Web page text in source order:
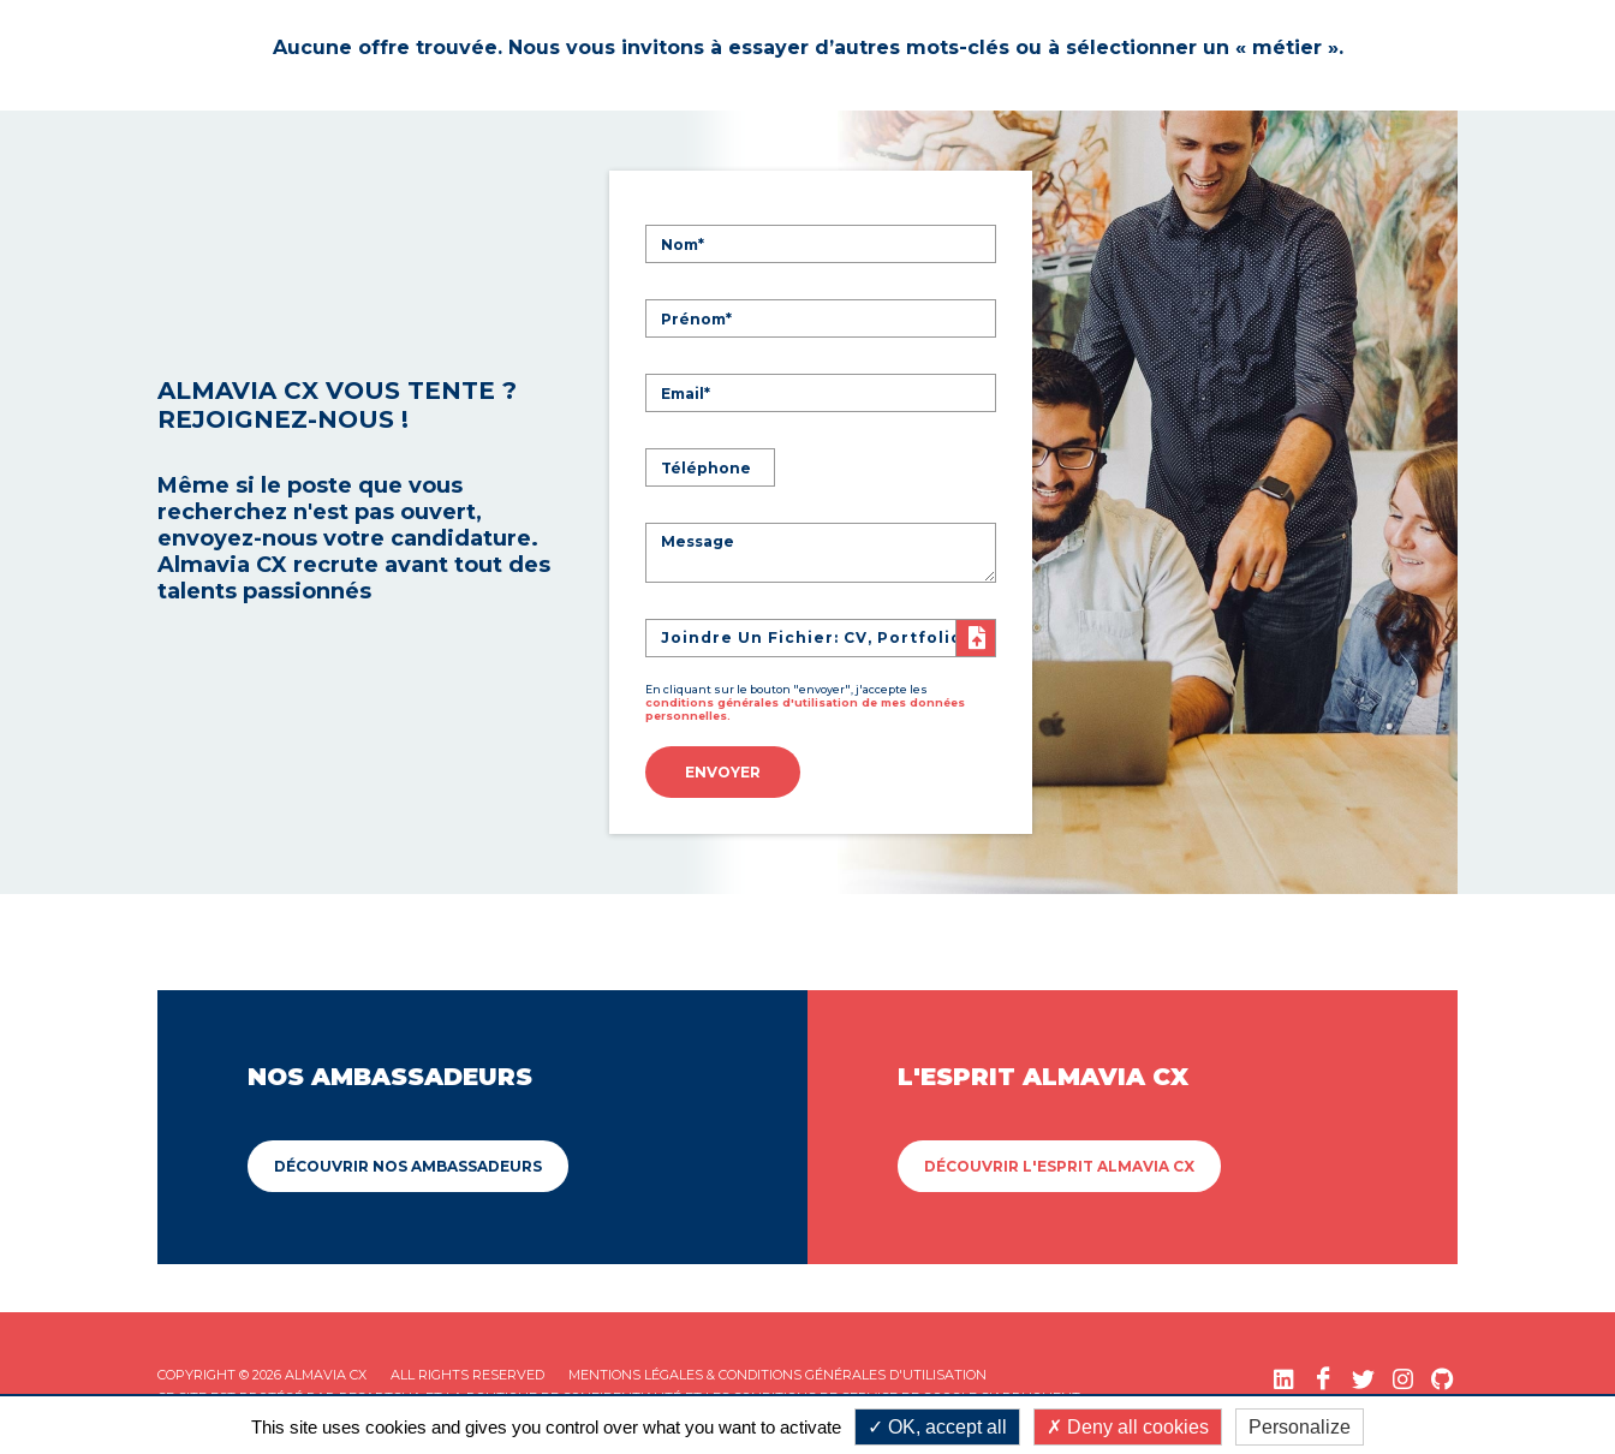
Aucune offre trouvée. Nous vous invitons à essayer d’autres mots-clés ou à sélectionner un « métier ».
ALMAVIA CX VOUS TENTE ?
REJOIGNEZ-NOUS !
Même si le poste que vous
recherchez n'est pas ouvert,
envoyez-nous votre candidature.
Almavia CX recrute avant tout des
talents passionnés
Joindre Un Fichier: CV, Portfolio
En cliquant sur le bouton "envoyer", j'accepte les
conditions générales d'utilisation de mes données
personnelles.
ENVOYER
NOS AMBASSADEURS
DÉCOUVRIR NOS AMBASSADEURS
L'ESPRIT ALMAVIA CX
DÉCOUVRIR L'ESPRIT ALMAVIA CX
COPYRIGHT © 2026 ALMAVIA CX ALL RIGHTS RESERVED
MENTIONS LÉGALES & CONDITIONS GÉNÉRALES D'UTILISATION
CE SITE EST PROTÉGÉ PAR RECAPTCHA ET LAPOLITIQUE DE CONFIDENTIALITÉET LESCONDITIONS DE SERVICEDE GOOGLE S'APPLIQUENT.
This site uses cookies and gives you control over what you want to activate OK, accept all Deny all cookies Personalize